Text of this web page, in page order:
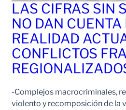
LAS CIFRAS SIN
NO DAN CUENTA
REALIDAD
CONFLICTOS
-Complejos macrocriminales,
violento y recomposición de la